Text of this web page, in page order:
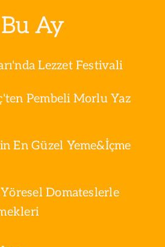
Bu Ay
Lezzet Festivali
Pembeli Morlu Yaz
En Güzel Yeme&İçme
Domateslerle